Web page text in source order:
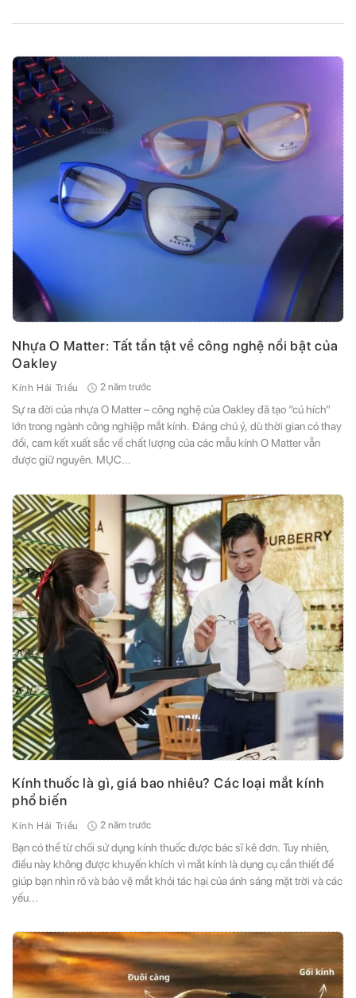
Nhựa O Matter: Tất tần tật về công nghệ nổi bật của
Oakley
Kính Hải Triều 2 năm trước
Sự ra đời của nhựa O Matter – công nghệ của Oakley đã tạo “cú hích”
lớn trong ngành công nghiệp mắt kính. Đáng chú ý, dù thời gian có thay
đổi, cam kết xuất sắc về chất lượng của các mẫu kính O Matter vẫn
được giữ nguyên. MỤC...
Kính thuốc là gì, giá bao nhiêu? Các loại mắt kính
phổ biến
Kính Hải Triều 2 năm trước
Bạn có thể từ chối sử dụng kính thuốc được bác sĩ kê đơn. Tuy nhiên,
điều này không được khuyến khích vì mắt kính là dụng cụ cần thiết để
giúp bạn nhìn rõ và bảo vệ mắt khỏi tác hại của ánh sáng mặt trời và các
yếu...